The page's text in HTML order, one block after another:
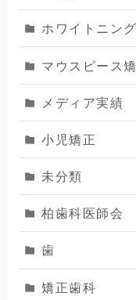
ホワイトニング
マウスピース
メディア実績
小児矯正
未分類
柏歯科医師会
歯
矯正歯科